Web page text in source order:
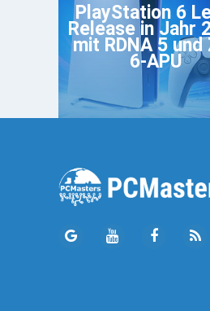
PlayStation 6
Release in Jahr
mit RDNA 5 und
6-APU